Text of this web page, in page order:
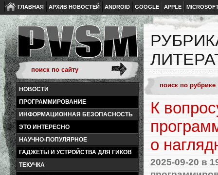
ГЛАВНАЯ АРХИВ НОВОСТЕЙ ANDROID GOOGLE APPLE
НОВОСТИ
ПРОГРАММИРОВАНИЕ
ИНФОРМАЦИОННАЯ БЕЗОПАСНОСТЬ
ЭТО ИНТЕРЕСНО
НАУЧНО-ПОПУЛЯРНОЕ
ГАДЖЕТЫ И УСТРОЙСТВА ДЛЯ ГИКОВ
ТЕКУЧКА
К
о
2025-09-20 в